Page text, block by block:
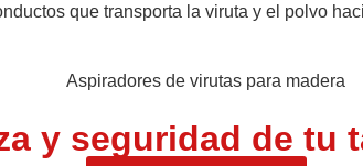
que transporta la viruta y el polvo
y seguridad de tu